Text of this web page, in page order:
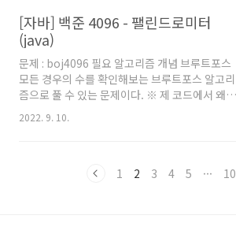
분이나, 백준에서 자바로 풀 때의 팁을 원하시는
분들도 보시는걸 추천드립니다. 풀이 최대 n은
10만이고, 최대 자리수는 6개이다. 따라서 1부터
n까지 모든 자리수를 하나씩 비교해보더라도
O(N)이면 되므로 브루트포스로 모든 경우를 확
인해주면 된다. 각 자리수를 모두 확인하려면 우
선 편한 방법으로는 1부터 n까지 각 수를 String
[자바] 백준 4096 - 팰린드로미터
(java)
문제 : boj4096 필요 알고리즘 개념 브루트포스
모든 경우의 수를 확인해보는 브루트포스 알고리
즘으로 풀 수 있는 문제이다. ※ 제 코드에서 왜
왜 Scanner를 쓰지 않고 BufferedReader를
풀어보려고 시작하시는 분이나, 백준에서 자바로
2022. 9. 10.
1 2 3 4 5 ··· 10